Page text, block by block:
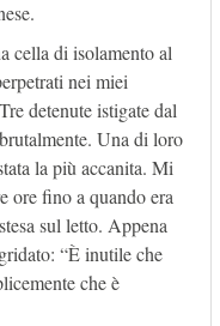
cella di isolamento al
nei miei
detenute istigate dal
Una di loro
la più accanita. Mi
ore fino a quando era
sul letto. Appena
“È inutile che
che è